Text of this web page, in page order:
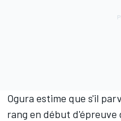
Ogura estime que s'il
rang en début d'épreuve